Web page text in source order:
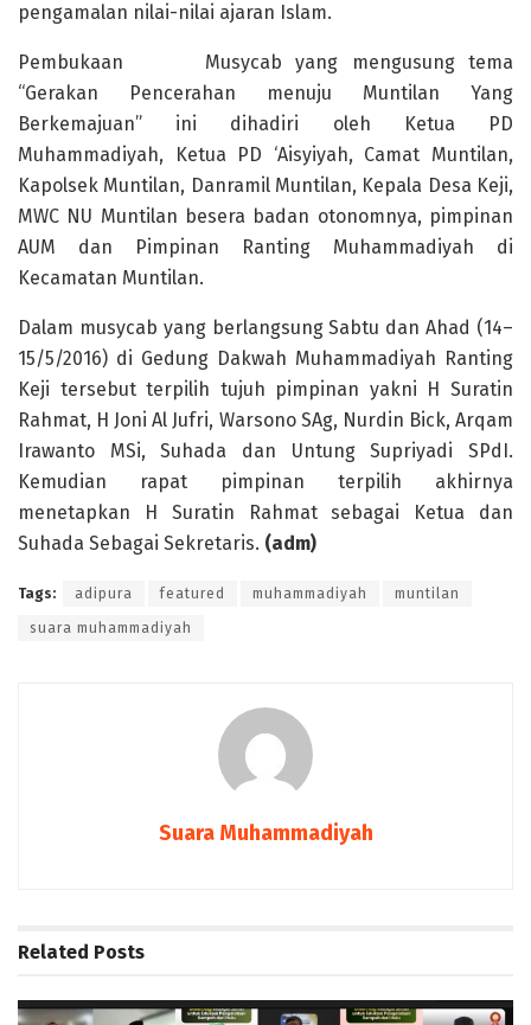
pengamalan nilai-nilai ajaran Islam.
Pembukaan Musycab yang mengusung tema
“Gerakan Pencerahan menuju Muntilan Yang
Berkemajuan” ini dihadiri oleh Ketua PD
Muhammadiyah, Ketua PD ‘Aisyiyah, Camat Muntilan,
Kapolsek Muntilan, Danramil Muntilan, Kepala Desa Keji,
MWC NU Muntilan besera badan otonomnya, pimpinan
AUM dan Pimpinan Ranting Muhammadiyah di
Kecamatan Muntilan.
Dalam musycab yang berlangsung Sabtu dan Ahad (14–
15/5/2016) di Gedung Dakwah Muhammadiyah Ranting
Keji tersebut terpilih tujuh pimpinan yakni H Suratin
Rahmat, H Joni Al Jufri, Warsono SAg, Nurdin Bick, Arqam
Irawanto MSi, Suhada dan Untung Supriyadi SPdI.
Kemudian rapat pimpinan terpilih akhirnya
menetapkan H Suratin Rahmat sebagai Ketua dan
Suhada Sebagai Sekretaris. (adm)
Tags: adipura featured muhammadiyah muntilan
suara muhammadiyah
Suara Muhammadiyah
Related Posts